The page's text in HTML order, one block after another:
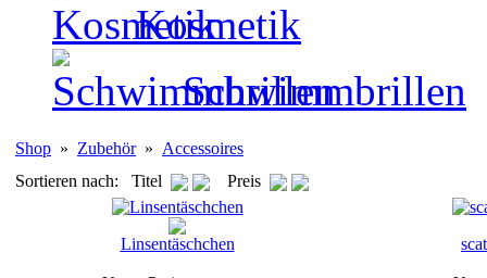
Kosmetik
Schwimmbrillen
Shop » Zubehör» Accessoires
Sortieren nach: Titel
Preis
Linsentäschchen